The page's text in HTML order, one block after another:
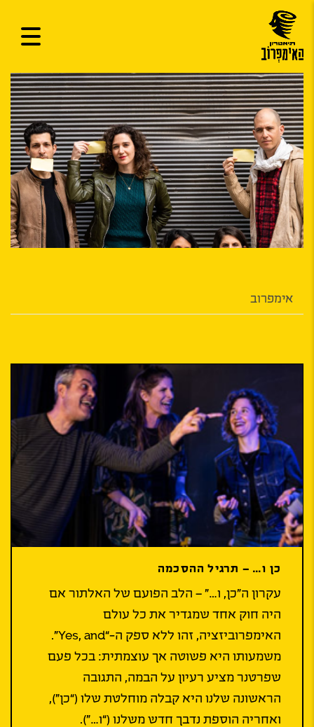
אימפרוב
כן ו… – תרגיל ההסכמה
עקרון ה”כן, ו…” – הלב הפועם של האלתור אם
היה חוק אחד שמגדיר את כל עולם
האימפרוביזציה, זהו ללא ספק ה-“Yes, and”.
משמעותו היא פשוטה אך עוצמתית: בכל פעם
שפרטנר מציע רעיון על הבמה, התגובה
הראשונה שלנו היא קבלה מוחלטת שלו (“כן”),
ואחריה הוספת נדבך חדש משלנו (“ו…”).